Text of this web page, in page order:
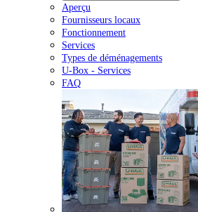
Aperçu
Fournisseurs locaux
Fonctionnement
Services
Types de déménagements
U-Box - Services
FAQ